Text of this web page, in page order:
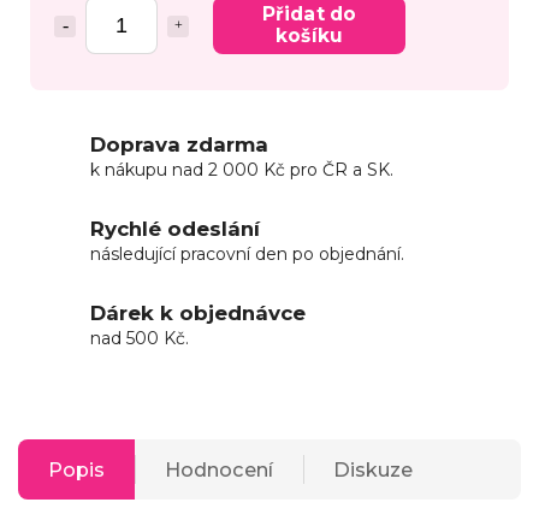
Přidat do
košíku
Doprava zdarma
k nákupu nad 2 000 Kč pro ČR a SK.
Rychlé odeslání
následující pracovní den po objednání.
Dárek k objednávce
nad 500 Kč.
Popis Hodnocení Diskuze